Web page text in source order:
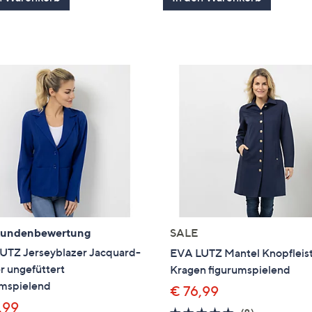
Jerseyblazer Jacquard-
ungefüttert
SALE
EVA LUTZ Mantel
Kragen figurumspielend
€ 76,99